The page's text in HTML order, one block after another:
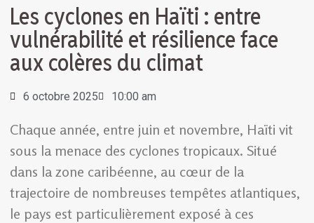
Les cyclones en Haïti : entre
vulnérabilité et résilience face
aux colères du climat
6 octobre 2025 10:00 am
Chaque année, entre juin et novembre, Haïti vit
sous la menace des cyclones tropicaux. Situé
dans la zone caribéenne, au cœur de la
trajectoire de nombreuses tempêtes atlantiques,
le pays est particulièrement exposé à ces